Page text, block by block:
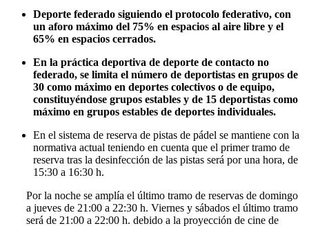
Deporte federado siguiendo el protocolo federativo, con
un aforo máximo del 75% en espacios al aire libre y el
65% en espacios cerrados.
En la práctica deportiva de deporte de contacto no
federado, se limita el número de deportistas en grupos de
30 como máximo en deportes colectivos o de equipo,
constituyéndose grupos estables y de 15 deportistas como
máximo en grupos estables de deportes individuales.
En el sistema de reserva de pistas de pádel se mantiene con la
normativa actual teniendo en cuenta que el primer tramo de
reserva tras la desinfección de las pistas será por una hora, de
15:30 a 16:30 h.
Por la noche se amplía el último tramo de reservas de domingo
a jueves de 21:00 a 22:30 h. Viernes y sábados el último tramo
será de 21:00 a 22:00 h. debido a la proyección de cine de